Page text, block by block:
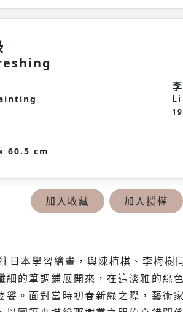
60.5 cm
加入收藏 加入授權
本學習繪畫，與陳植棋、李梅樹
的筆調鋪展開來，在這淡雅的綠
。面對當時初春新綠之際，藝術